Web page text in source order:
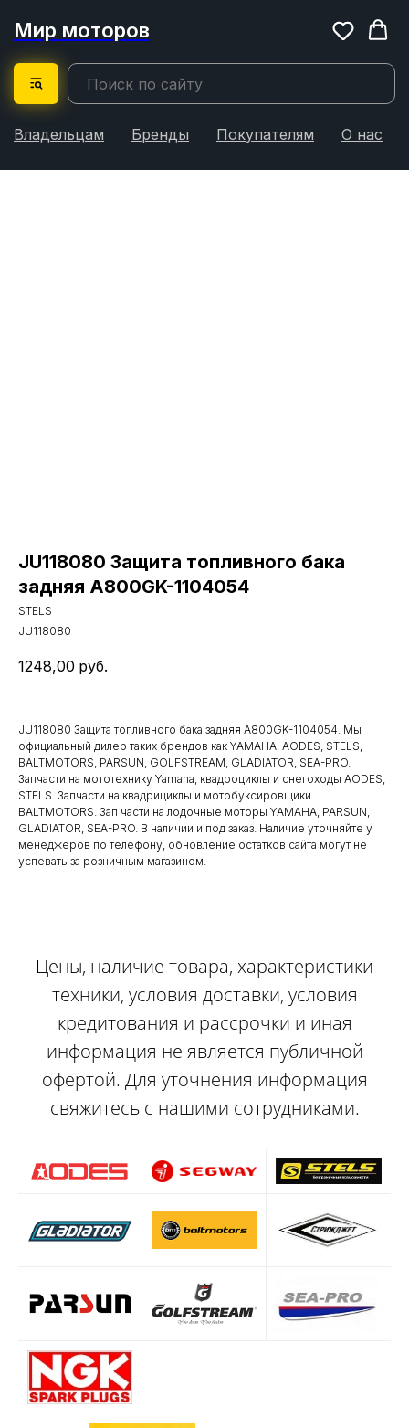
Мир моторов
Владельцам Бренды Покупателям О нас
JU118080 Защита топливного бака
задняя A800GK-1104054
STELS
JU118080
1248,00 руб.
JU118080 Защита топливного бака задняя A800GK-1104054. Мы
официальный дилер таких брендов как YAMAHA, AODES, STELS,
BALTMOTORS, PARSUN, GOLFSTREAM, GLADIATOR, SEA-PRO.
Запчасти на мототехнику Yamaha, квадроциклы и снегоходы AODES,
STELS. Запчасти на квадрициклы и мотобуксировщики
BALTMOTORS. Зап части на лодочные моторы YAMAHA, PARSUN,
GLADIATOR, SEA-PRO. В наличии и под заказ. Наличие уточняйте у
менеджеров по телефону, обновление остатков сайта могут не
успевать за розничным магазином.
Цены, наличие товара, характеристики
техники, условия доставки, условия
кредитования и рассрочки и иная
информация не является публичной
офертой. Для уточнения информация
свяжитесь с нашими сотрудниками.